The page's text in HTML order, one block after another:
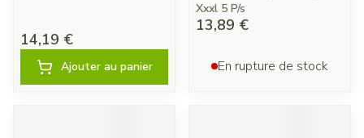
14,19 €
Ajouter au panier
Xxxl 5 P/s
13,89 €
En rupture de stock